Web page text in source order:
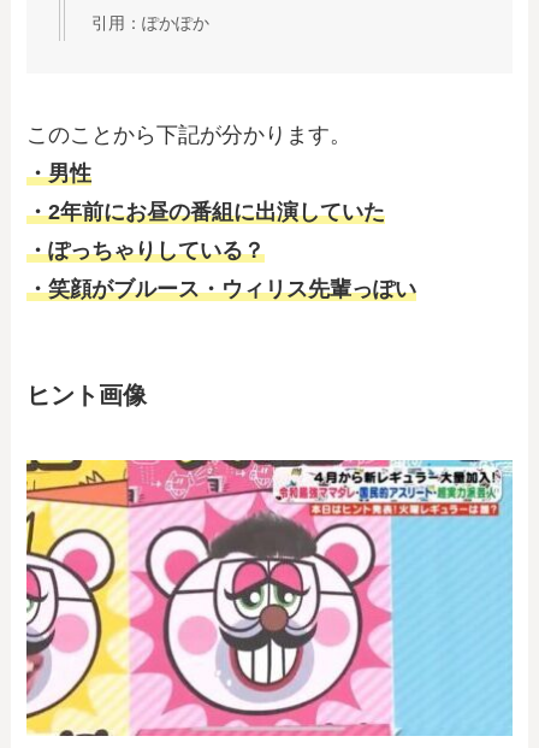
引用：ぽかぽか
このことから下記が分かります。
・男性
・2年前にお昼の番組に出演していた
・ぽっちゃりしている？
・笑顔がブルース・ウィリス先輩っぽい
ヒント画像